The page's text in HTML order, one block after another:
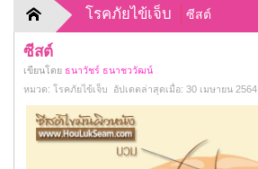
โรคภัยไข้เจ็บ ซีสต์
ซีสต์
เขียนโดย ธนาวัชร์ ธนาชววัฒน์
หมวด: โรคภัยไข้เจ็บ อัปเดตล่าสุดเมื่อ: 30 เมษายน 2564